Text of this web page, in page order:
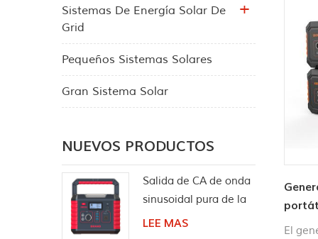
El
Sistemas De Energía Solar De
Grid
Pequeños Sistemas Solares
Gran Sistema Solar
NUEVOS PRODUCTOS
Salida de CA de onda
sinusoidal pura de la
estación de energía
LEE MAS